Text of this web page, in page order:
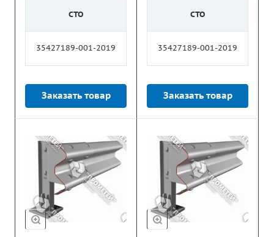
СТО
35427189-001-2019
Заказать товар
СТО
35427189-001-2019
Заказать товар